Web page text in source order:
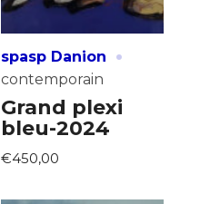
spasp Danion ·
contemporain
Grand plexi
bleu-2024
€450,00